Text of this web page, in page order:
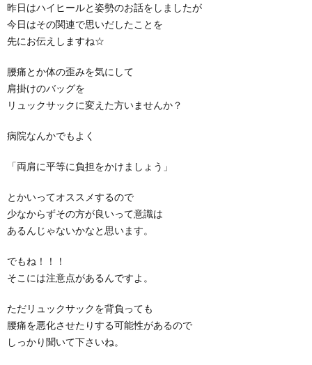
昨日はハイヒールと姿勢のお話をしましたが
今日はその関連で思いだしたことを
先にお伝えしますね☆
腰痛とか体の歪みを気にして
肩掛けのバッグを
リュックサックに変えた方いませんか？
病院なんかでもよく
「両肩に平等に負担をかけましょう」
とかいってオススメするので
少なからずその方が良いって意識は
あるんじゃないかなと思います。
でもね！！！
そこには注意点があるんですよ。
ただリュックサックを背負っても
腰痛を悪化させたりする可能性があるので
しっかり聞いて下さいね。